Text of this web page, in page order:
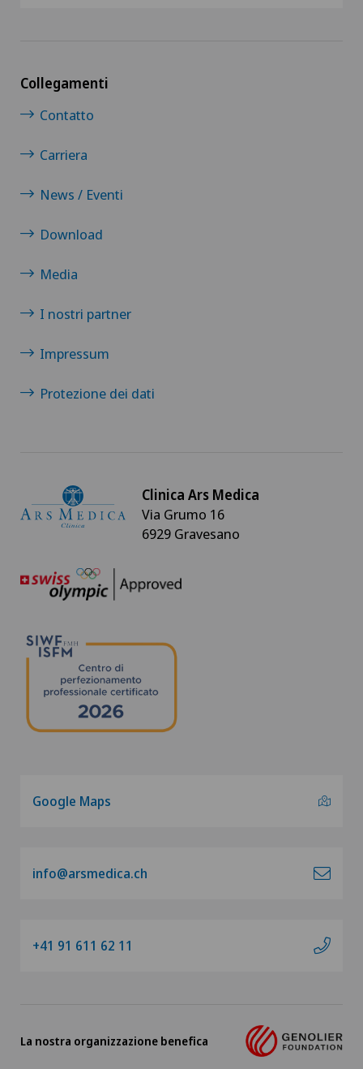
Collegamenti
Contatto
Carriera
News / Eventi
Download
Media
I nostri partner
Impressum
Protezione dei dati
Clinica Ars Medica
Via Grumo 16
6929 Gravesano
Google Maps
info@arsmedica.ch
+41 91 611 62 11
La nostra organizzazione benefica